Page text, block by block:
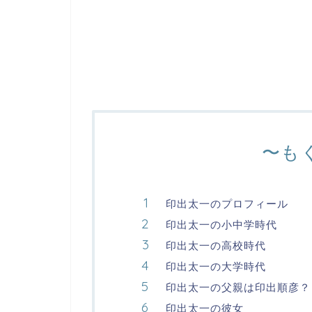
〜も
印出太一のプロフィール
印出太一の小中学時代
印出太一の高校時代
印出太一の大学時代
印出太一の父親は印出順彦？
印出太一の彼女